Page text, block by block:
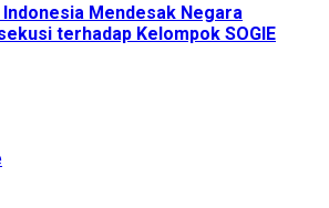
Mendesak Negara
terhadap Kelompok SOGIE